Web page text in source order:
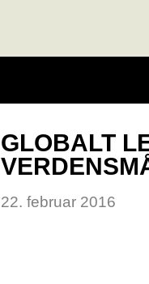
GLOBALT
22. februar 2016